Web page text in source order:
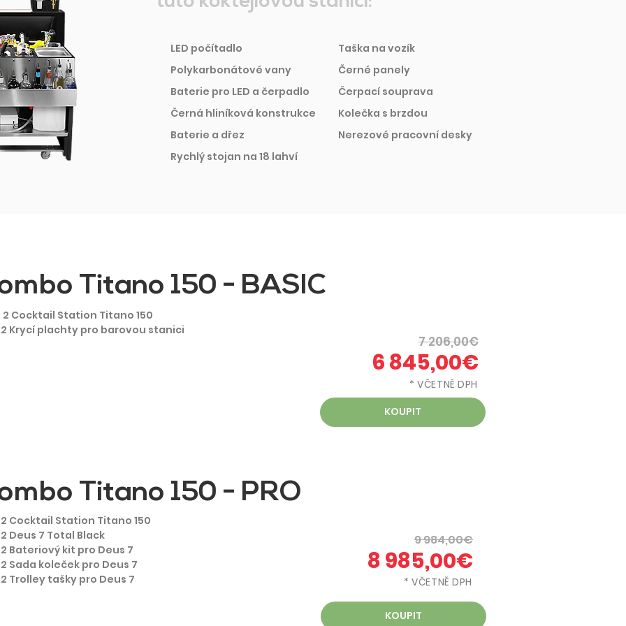
LED počítadlo
Polykarbonátové vany
Baterie pro LED a čerpadlo
Černá hliníková konstrukce
Baterie a dřez
Rychlý stojan na 18 lahví
Taška na vozík
Černé panely
Čerpací souprava
Kolečka s brzdou
Nerezové pracovní desky
Titano 150 - BASIC
6 845,00€
7 206,00€
2 Cocktail Station Titano 150
Krycí plachty pro barovou stanici
KOUPIT
* VČETNĚ DPH
Titano 150 - PRO
8 985,00€
9 984,00€
Cocktail Station Titano 150
Deus 7 Total Black
Bateriový kit pro Deus 7
Sada koleček pro Deus 7
Trolley tašky pro Deus 7
KOUPIT
* VČETNĚ DPH